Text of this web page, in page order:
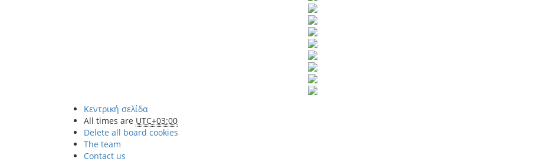
Κεντρική σελίδα
All times are UTC+03:00
Delete all board cookies
The team
Contact us